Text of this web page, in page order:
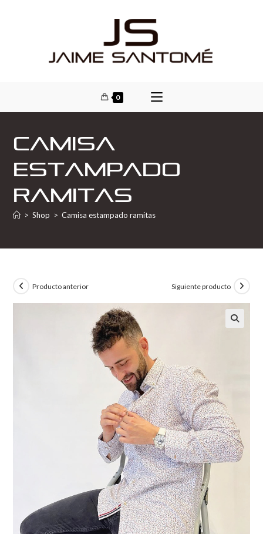
0
Camisa
estampado
ramitas
> Shop > Camisa estampado ramitas
Producto anterior Siguiente producto